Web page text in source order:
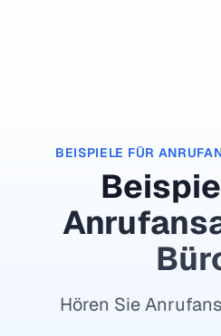
BEISPIELE FÜR
Hören Sie